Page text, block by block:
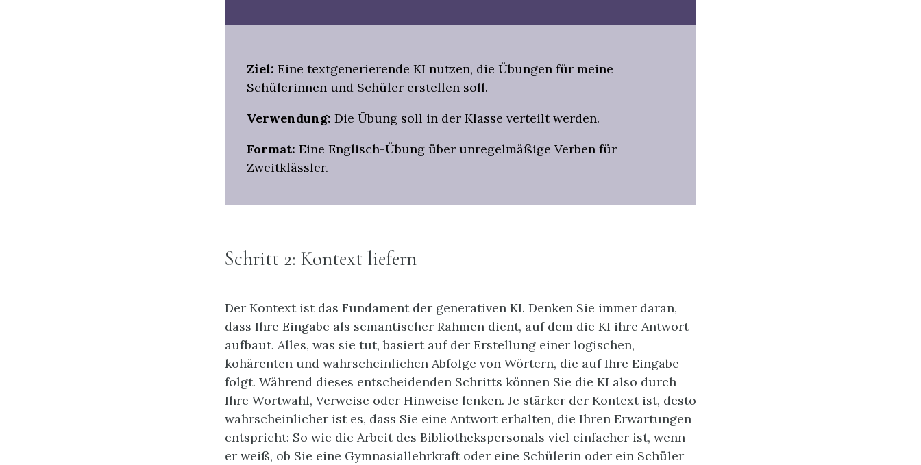
Ziel: Eine textgenerierende KI nutzen, die Übungen für meine
Schülerinnen und Schüler erstellen soll.
Verwendung: Die Übung soll in der Klasse verteilt werden.
Format: Eine Englisch-Übung über unregelmäßige Verben für
Zweitklässler.
Schritt 2: Kontext liefern
Der Kontext ist das Fundament der generativen KI. Denken Sie immer daran,
dass Ihre Eingabe als semantischer Rahmen dient, auf dem die KI ihre Antwort
aufbaut. Alles, was sie tut, basiert auf der Erstellung einer logischen,
kohärenten und wahrscheinlichen Abfolge von Wörtern, die auf Ihre Eingabe
folgt. Während dieses entscheidenden Schritts können Sie die KI also durch
Ihre Wortwahl, Verweise oder Hinweise lenken. Je stärker der Kontext ist, desto
wahrscheinlicher ist es, dass Sie eine Antwort erhalten, die Ihren Erwartungen
entspricht: So wie die Arbeit des Bibliothekspersonals viel einfacher ist, wenn
er weiß, ob Sie eine Gymnasiallehrkraft oder eine Schülerin oder ein Schüler